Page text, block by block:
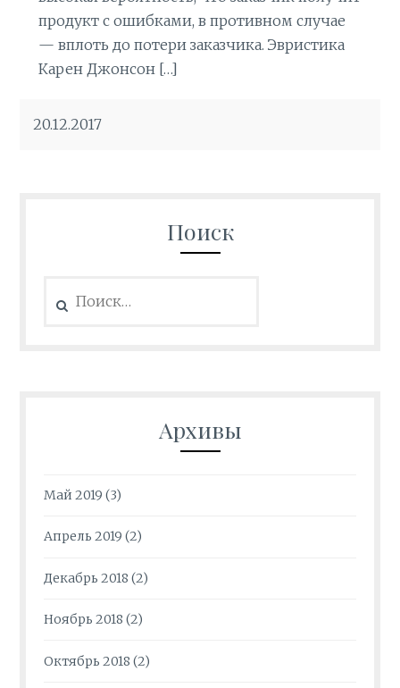
продукт с ошибками, в противном случае
— вплоть до потери заказчика. Эвристика
Карен Джонсон […]
20.12.2017
Поиск
Архивы
Май 2019 (3)
Апрель 2019 (2)
Декабрь 2018 (2)
Ноябрь 2018 (2)
Октябрь 2018 (2)